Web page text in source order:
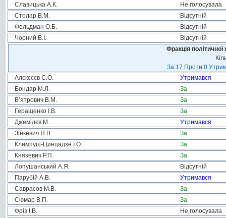
Славицька А.К.
Не голосувала
Столар В.М.
Відсутній
Фельдман О.Б.
Відсутній
Чорний В.І.
Відсутній
Фракція
За:17 Проти:0
Алєксєєв С.О.
Утримався
Бондар М.Л.
За
В’ятрович В.М.
За
Геращенко І.В.
За
Джемілєв М. .
Утримався
Зінкевич Я.В.
За
Климпуш-Цинцадзе І.О.
За
Князевич Р.П.
За
Лопушанський А.Я.
Відсутній
Парубій А.В.
Утримався
Саврасов М.В.
За
Сюмар В.П.
За
Фріз І.В.
Не голосувала